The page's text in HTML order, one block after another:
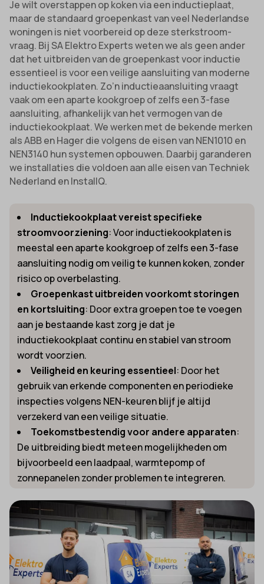
Je wilt overstappen op koken via een inductieplaat,
maar de standaard groepenkast van veel Nederlandse
woningen is niet voorbereid op deze sterkstroom-
vraag. Bij SA Elektro Experts weten we als geen ander
dat het uitbreiden van de groepenkast voor inductie
essentieel is voor een veilige aansluiting van moderne
inductiekookplaten. Zo’n inductieaansluiting vraagt
vaak om een aparte kookgroep of zelfs een 3-fase
aansluiting, afhankelijk van het vermogen van de
inductiekookplaat. We werken met de bekende merken
als ABB en Hager die volgens de eisen van NEN1010 en
NEN3140 hun systemen opbouwen. Daarbij garanderen
we installaties die voldoen aan alle eisen van Techniek
Nederland en InstallQ.
Inductiekookplaat vereist specifieke
stroomvoorziening: Voor inductiekookplaten is
meestal een aparte kookgroep of zelfs een 3-fase
aansluiting nodig om veilig te kunnen koken, zonder
risico op overbelasting.
Groepenkast uitbreiden voorkomt storingen
en kortsluiting: Door extra groepen toe te voegen
aan je bestaande kast zorg je dat je
inductiekookplaat continu en stabiel van stroom
wordt voorzien.
Veiligheid en keuring essentieel: Door het
gebruik van erkende componenten en periodieke
inspecties volgens NEN-keuren blijf je altijd
verzekerd van een veilige situatie.
Toekomstbestendig voor andere apparaten:
De uitbreiding biedt meteen mogelijkheden om
bijvoorbeeld een laadpaal, warmtepomp of
zonnepanelen zonder problemen te integreren.